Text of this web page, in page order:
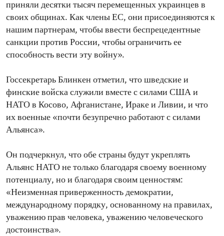
приняли десятки тысяч перемещенных украинцев в
своих общинах. Как члены ЕС, они присоединяются к
нашим партнерам, чтобы ввести беспрецедентные
санкции против России, чтобы ограничить ее
способность вести эту войну».
Госсекретарь Блинкен отметил, что шведские и
финские войска служили вместе с силами США и
НАТО в Косово, Афганистане, Ираке и Ливии, и что
их военные «почти безупречно работают с силами
Альянса».
Он подчеркнул, что обе страны будут укреплять
Альянс НАТО не только благодаря своему военному
потенциалу, но и благодаря своим ценностям:
«Неизменная приверженность демократии,
международному порядку, основанному на правилах,
уважению прав человека, уважению человеческого
достоинства».